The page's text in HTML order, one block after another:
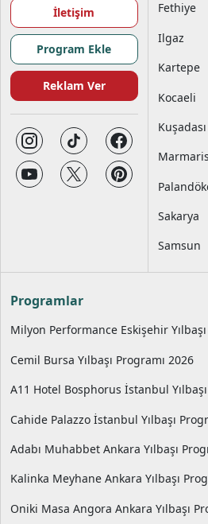
İletişim
Program Ekle
Reklam Ver
Fethiye
Ilgaz
Kartepe
Kocaeli
Kuşadası
Marmaris
Sakarya
Samsun
Programlar
Milyon Performance Eskişehir
Cemil Bursa Yılbaşı Programı 2026
A11 Hotel Bosphorus İstanbul
Cahide Palazzo İstanbul Yılbaşı
Adabı Muhabbet Ankara Yılbaşı
Kalinka Meyhane Ankara Yılbaşı
Oniki Masa Angora Ankara Yılbaşı